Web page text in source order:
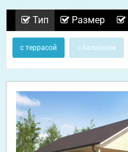
Тип Размер
с террасой с балконом